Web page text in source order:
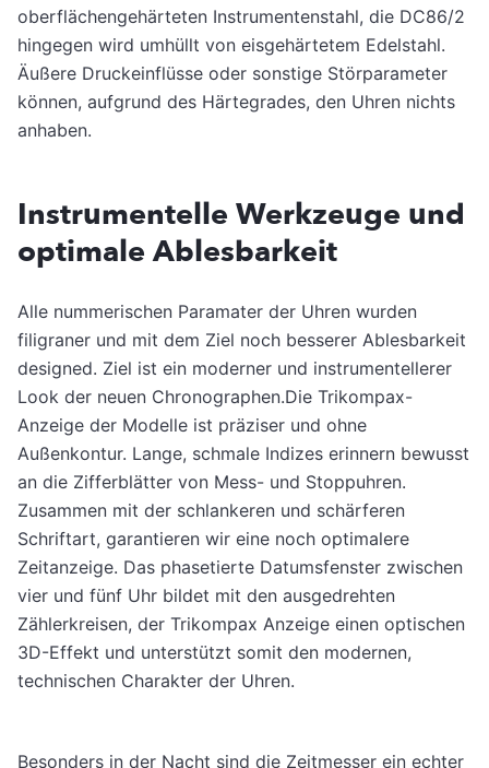
oberflächengehärteten Instrumentenstahl, die DC86/2
hingegen wird umhüllt von eisgehärtetem Edelstahl.
Äußere Druckeinflüsse oder sonstige Störparameter
können, aufgrund des Härtegrades, den Uhren nichts
anhaben.
Instrumentelle Werkzeuge und
optimale Ablesbarkeit
Alle nummerischen Paramater der Uhren wurden
filigraner und mit dem Ziel noch besserer Ablesbarkeit
designed. Ziel ist ein moderner und instrumentellerer
Look der neuen Chronographen.Die Trikompax-
Anzeige der Modelle ist präziser und ohne
Außenkontur. Lange, schmale Indizes erinnern bewusst
an die Zifferblätter von Mess- und Stoppuhren.
Zusammen mit der schlankeren und schärferen
Schriftart, garantieren wir eine noch optimalere
Zeitanzeige. Das phasetierte Datumsfenster zwischen
vier und fünf Uhr bildet mit den ausgedrehten
Zählerkreisen, der Trikompax Anzeige einen optischen
3D-Effekt und unterstützt somit den modernen,
technischen Charakter der Uhren.
Besonders in der Nacht sind die Zeitmesser ein echter